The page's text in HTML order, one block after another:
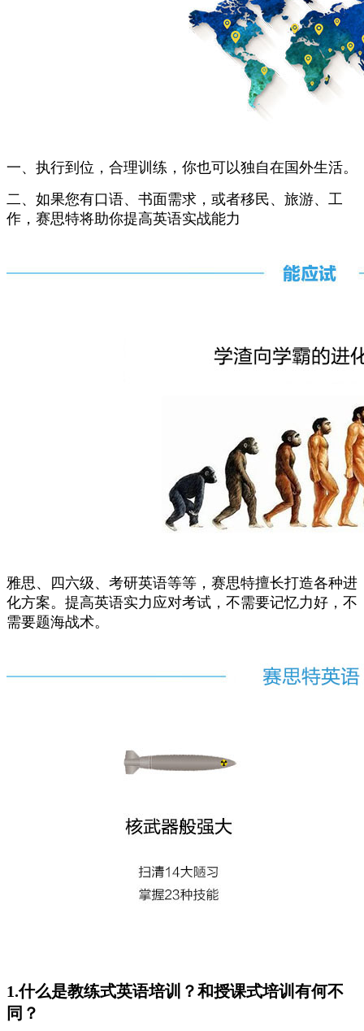
一、执行到位，合理训练，你也可以独自在国外生活。
二、如果您有口语、书面需求，或者移民、旅游、工
作，赛思特将助你提高英语实战能力
雅思、四六级、考研英语等等，赛思特擅长打造各种进
化方案。提高英语实力应对考试，不需要记忆力好，不
需要题海战术。
1.什么是教练式英语培训？和授课式培训有何不
同？